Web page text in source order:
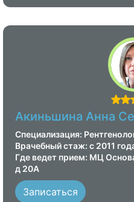
Акиньшина Анна
Специализация:
Врачебный стаж: с 2011
Где ведет прием: МЦ
д 20А
Записаться